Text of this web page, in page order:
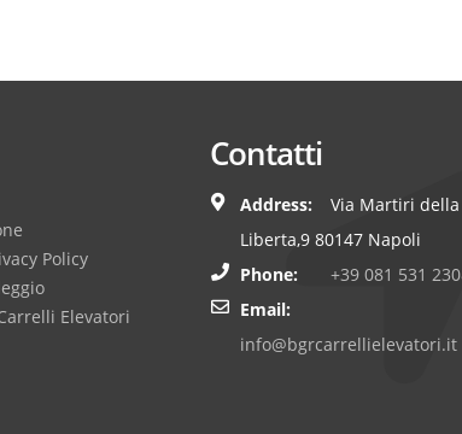
Policy
Elevatori
Contatti
Address:
Via Martiri della
Liberta,9 80147 Napoli
Phone:
+39 081 531
Email:
info@bgrcarrellielevatori.it